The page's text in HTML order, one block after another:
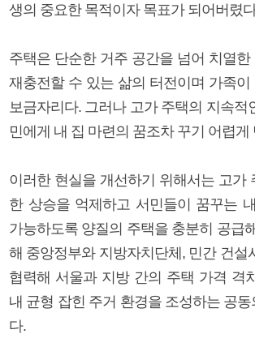
생의 중요한 목적이자 목표가 되어버렸
주택은 단순한 거주 공간을 넘어 치열한
재충전할 수 있는 삶의 터전이며 가족
보금자리다. 그러나 고가 주택의 지속적
민에게 내 집 마련의 꿈조차 꾸기 어렵게
이러한 현실을 개선하기 위해서는 고가
한 상승을 억제하고 서민들이 꿈꾸는
가능하도록 양질의 주택을 충분히 공급
해 중앙정부와 지방자치단체, 민간 건설
협력해 서울과 지방 간의 주택 가격 격
내 균형 잡힌 주거 환경을 조성하는 공
다.